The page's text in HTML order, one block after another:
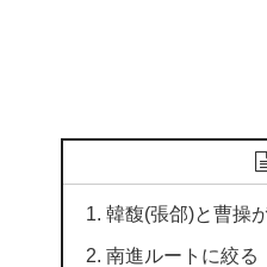
韓馥(張郃)と曹操
南進ルートに絞る